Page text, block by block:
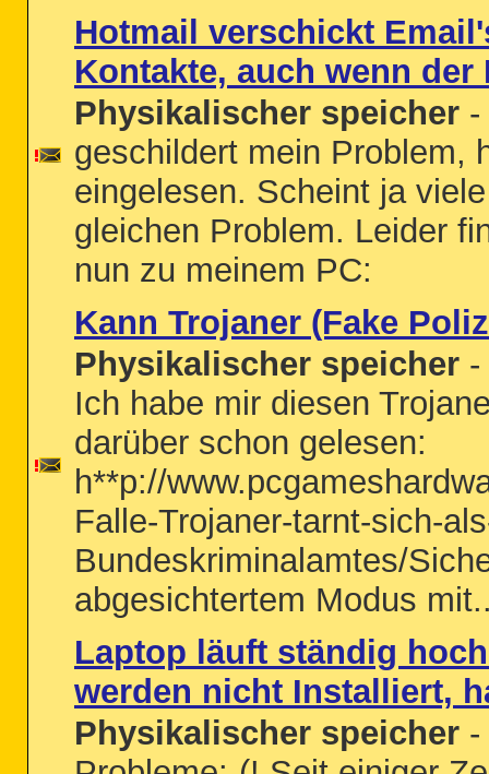
Hotmail verschickt
Kontakte, auch wenn der
Physikalischer speicher -
geschildert mein Problem,
eingelesen. Scheint ja
gleichen Problem. Leider
nun zu meinem PC:
Kann Trojaner (Fake
Physikalischer speicher -
Ich habe mir diesen
darüber schon gelesen:
h**p://
Falle-Trojaner-tarnt-sich-
Bundeskriminalamtes/
abgesichtertem Modus
Laptop läuft ständig
werden nicht Installiert,
Physikalischer speicher -